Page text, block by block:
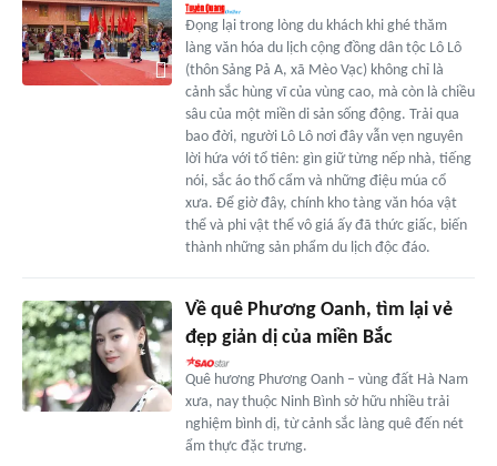
Đọng lại trong lòng du khách khi ghé thăm
làng văn hóa du lịch cộng đồng dân tộc Lô Lô
(thôn Sảng Pả A, xã Mèo Vạc) không chỉ là
cảnh sắc hùng vĩ của vùng cao, mà còn là chiều
sâu của một miền di sản sống động. Trải qua
bao đời, người Lô Lô nơi đây vẫn vẹn nguyên
lời hứa với tổ tiên: gìn giữ từng nếp nhà, tiếng
nói, sắc áo thổ cẩm và những điệu múa cổ
xưa. Để giờ đây, chính kho tàng văn hóa vật
thể và phi vật thể vô giá ấy đã thức giấc, biến
thành những sản phẩm du lịch độc đáo.
Về quê Phương Oanh, tìm lại vẻ
đẹp giản dị của miền Bắc
Quê hương Phương Oanh – vùng đất Hà Nam
xưa, nay thuộc Ninh Bình sở hữu nhiều trải
nghiệm bình dị, từ cảnh sắc làng quê đến nét
ẩm thực đặc trưng.